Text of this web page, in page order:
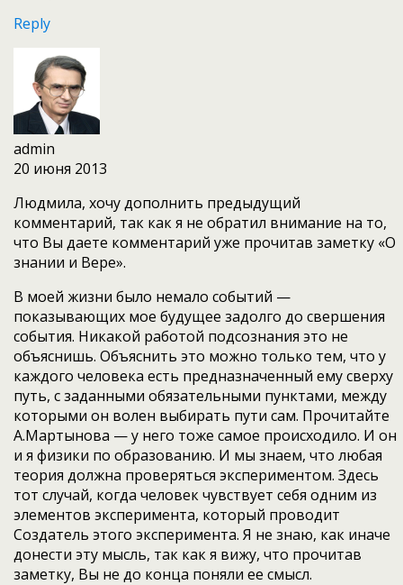
Reply
admin
20 июня 2013
Людмила, хочу дополнить предыдущий
комментарий, так как я не обратил внимание на то,
что Вы даете комментарий уже прочитав заметку «О
знании и Вере».
В моей жизни было немало событий —
показывающих мое будущее задолго до свершения
события. Никакой работой подсознания это не
объяснишь. Объяснить это можно только тем, что у
каждого человека есть предназначенный ему сверху
путь, с заданными обязательными пунктами, между
которыми он волен выбирать пути сам. Прочитайте
А.Мартынова — у него тоже самое происходило. И он
и я физики по образованию. И мы знаем, что любая
теория должна проверяться экспериментом. Здесь
тот случай, когда человек чувствует себя одним из
элементов эксперимента, который проводит
Создатель этого эксперимента. Я не знаю, как иначе
донести эту мысль, так как я вижу, что прочитав
заметку, Вы не до конца поняли ее смысл.